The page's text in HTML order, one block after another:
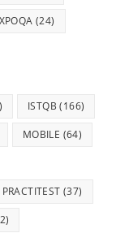
(24)
ISTQB (166)
MOBILE (64)
PRACTITEST (37)